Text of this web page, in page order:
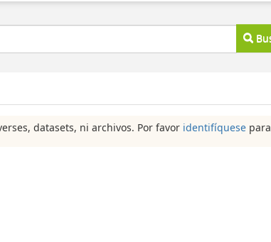
datasets, ni archivos. Por favor identifíquese